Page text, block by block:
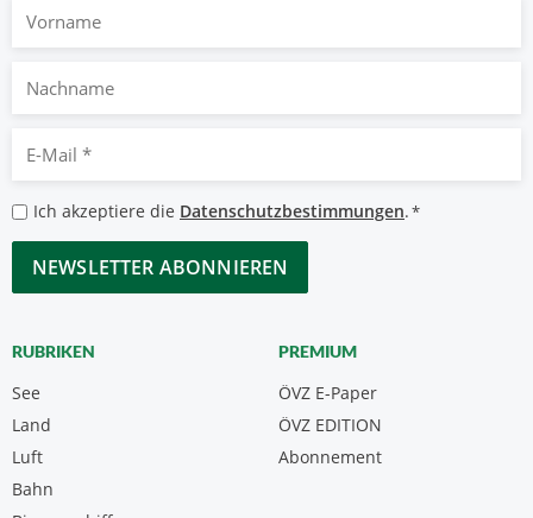
Nachname
Mail
*
Datenschutzbestimmungen
*
Ich akzeptiere die Datenschutzbestimmungen.*
CAPTCHA
RUBRIKEN
See
Land
Luft
Bahn
PREMIUM
ÖVZ E-Paper
Abonnement
ÖVZ EDITION